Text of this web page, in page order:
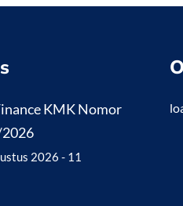
KMK Nomor
2026 - 11